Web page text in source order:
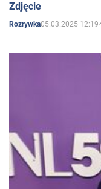
Zdjęcie
Rozrywka05.03.2025 12:19